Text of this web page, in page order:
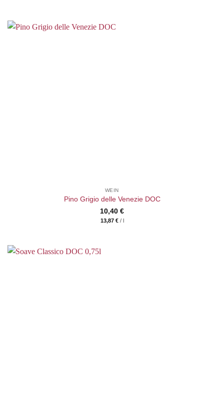
WEIN
Pino Grigio delle Venezie DOC
10,40 €
13,87 €/ l